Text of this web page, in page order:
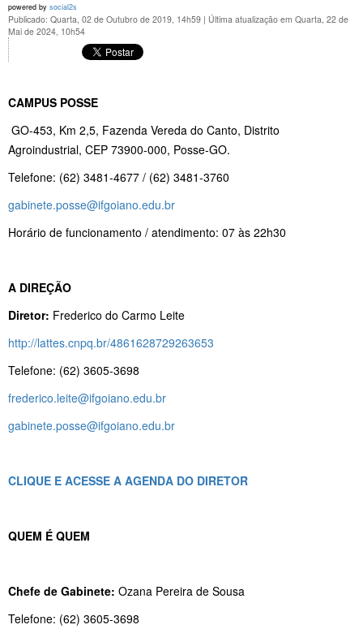
powered by social2s
Publicado: Quarta, 02 de Outubro de 2019, 14h59 | Última atualização em Quarta, 22 de
Mai de 2024, 10h54
CAMPUS POSSE
GO-453, Km 2,5, Fazenda Vereda do Canto, Distrito
Agroindustrial, CEP 73900-000, Posse-GO.
Telefone: (62) 3481-4677 / (62) 3481-3760
gabinete.posse@ifgoiano.edu.br
Horário de funcionamento / atendimento: 07 às 22h30
A DIREÇÃO
Diretor: Frederico do Carmo Leite
http://lattes.cnpq.br/4861628729263653
Telefone: (62) 3605-3698
frederico.leite@ifgoiano.edu.br
gabinete.posse@ifgoiano.edu.br
CLIQUE E ACESSE A AGENDA DO DIRETOR
QUEM É QUEM
Chefe de Gabinete: Ozana Pereira de Sousa
Telefone: (62) 3605-3698